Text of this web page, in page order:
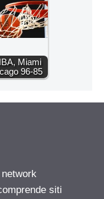
Miami
96-85
siti